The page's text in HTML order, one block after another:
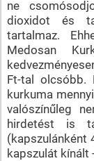
ne
dioxidot és
tartalmaz.
Medosan
Ft-tal olcsóbb.
kurkuma
valószínűleg
hirdetést is
(kapszulánként
kapszulát kínált